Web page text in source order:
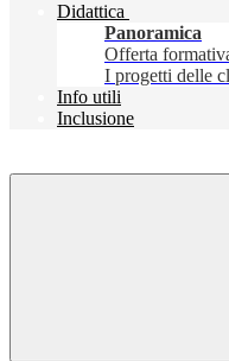
Didattica
Panoramica
Offerta
I progetti delle
Info utili
Inclusione